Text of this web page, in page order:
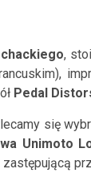
,
Pedal
się
Unimoto
zastępującą